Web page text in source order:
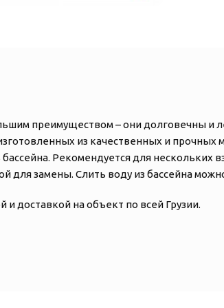
преимуществом – они долговечны и
из качественных и
Рекомендуется для
для замены. Слить воду из бассейна
и доставкой на объект по всей Грузии.